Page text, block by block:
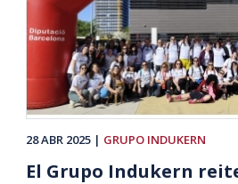
28 ABR 2025 GRUPO INDUKERN
El Grupo Indukern